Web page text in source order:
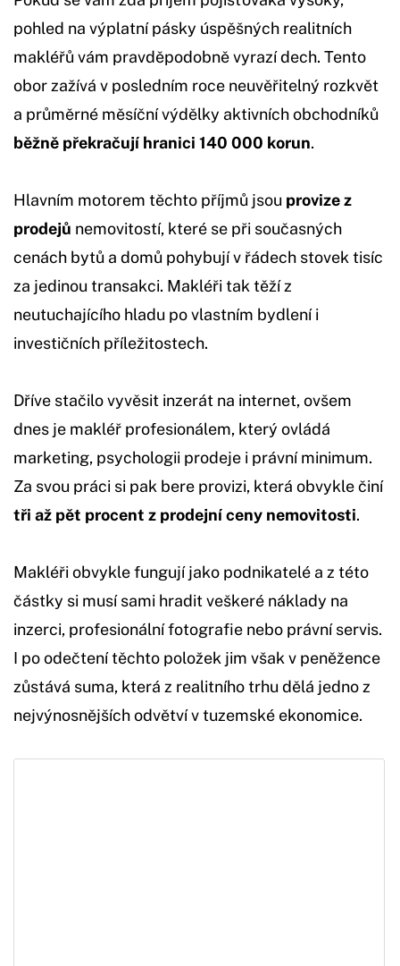
pohled na výplatní pásky úspěšných realitních
makléřů vám pravděpodobně vyrazí dech. Tento
obor zažívá v posledním roce neuvěřitelný rozkvět
a průměrné měsíční výdělky aktivních obchodníků
běžně překračují hranici 140 000 korun.
Hlavním motorem těchto příjmů jsou provize z
prodejů nemovitostí, které se při současných
cenách bytů a domů pohybují v řádech stovek tisíc
za jedinou transakci. Makléři tak těží z
neutuchajícího hladu po vlastním bydlení i
investičních příležitostech.
Dříve stačilo vyvěsit inzerát na internet, ovšem
dnes je makléř profesionálem, který ovládá
marketing, psychologii prodeje i právní minimum.
Za svou práci si pak bere provizi, která obvykle činí
tři až pět procent z prodejní ceny nemovitosti.
Makléři obvykle fungují jako podnikatelé a z této
částky si musí sami hradit veškeré náklady na
inzerci, profesionální fotografie nebo právní servis.
I po odečtení těchto položek jim však v peněžence
zůstává suma, která z realitního trhu dělá jedno z
nejvýnosnějších odvětví v tuzemské ekonomice.